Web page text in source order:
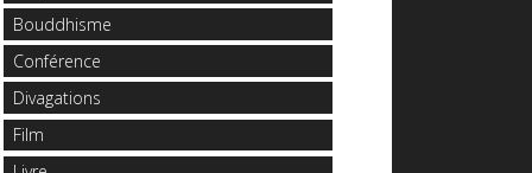
Bouddhisme
Conférence
Divagations
Film